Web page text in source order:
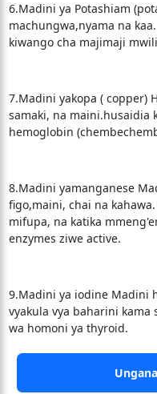
6.Madini ya Potashiam
machungwa,nyama na
kiwango cha majimaji
7.Madini yakopa ( copper)
samaki, na maini.husaidia
hemoglobin
8.Madini yamanganese
figo,maini, chai na
mifupa, na katika
enzymes ziwe active.
9.Madini ya iodine Madini
vyakula vya baharini kama
wa homoni ya thyroid.